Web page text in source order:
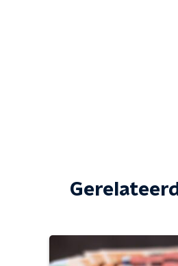
Gerelateerd